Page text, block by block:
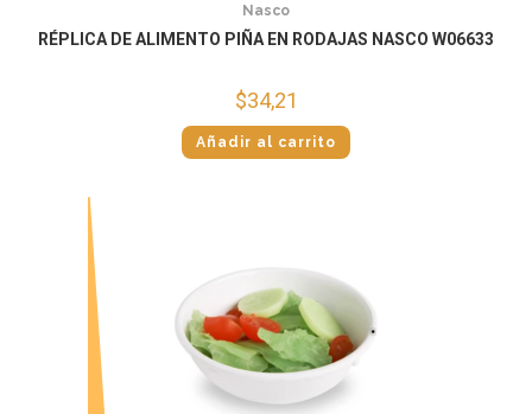
Nasco
RÉPLICA DE ALIMENTO PIÑA EN RODAJAS NASCO W06633
$34,21
Añadir al carrito